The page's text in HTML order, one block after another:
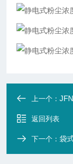
上一个：
返回列表
下一个：袋